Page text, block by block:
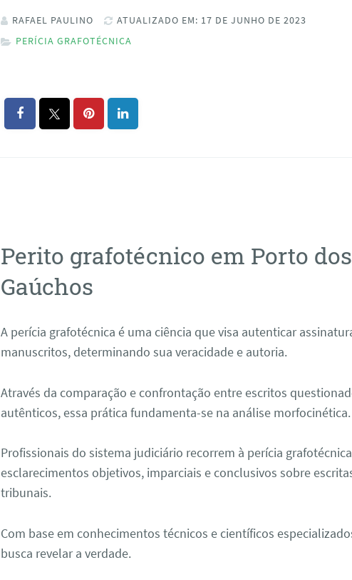
RAFAEL PAULINO
ATUALIZADO EM: 17 DE JUNHO DE 2023
PERÍCIA GRAFOTÉCNICA
Perito grafotécnico em Porto dos
Gaúchos
A perícia grafotécnica é uma ciência que visa autenticar
manuscritos, determinando sua veracidade e autoria.
Através da comparação e confrontação entre escritos
autênticos, essa prática fundamenta-se na análise morfocinética.
Profissionais do sistema judiciário recorrem à perícia
esclarecimentos objetivos, imparciais e conclusivos sobre
tribunais.
Com base em conhecimentos técnicos e científicos
busca revelar a verdade.